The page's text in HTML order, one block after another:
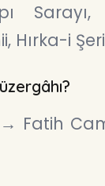
Sarayı,
i
Fatih